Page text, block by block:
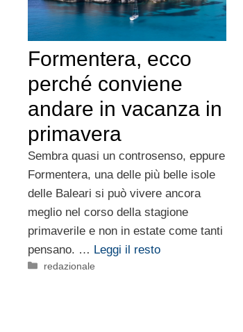
Formentera, ecco
perché conviene
andare in vacanza in
primavera
Sembra quasi un controsenso, eppure
Formentera, una delle più belle isole
delle Baleari si può vivere ancora
meglio nel corso della stagione
primaverile e non in estate come tanti
pensano. … Leggi il resto
Categorie
redazionale